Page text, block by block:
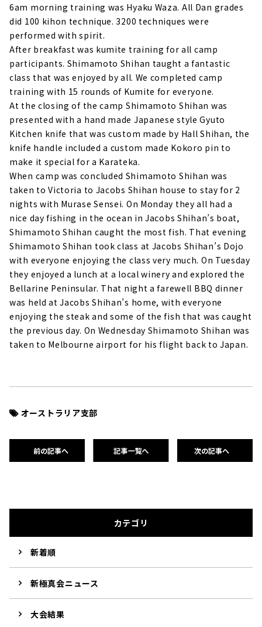
6am morning training was Hyaku Waza. All Dan grades
did 100 kihon technique. 3200 techniques were
performed with spirit.
After breakfast was kumite training for all camp
participants. Shimamoto Shihan taught a fantastic
class that was enjoyed by all. We completed camp
training with 15 rounds of Kumite for everyone.
At the closing of the camp Shimamoto Shihan was
presented with a hand made Japanese style Gyuto
Kitchen knife that was custom made by Hall Shihan, the
knife handle included a custom made Kokoro pin to
make it special for a Karateka.
When camp was concluded Shimamoto Shihan was
taken to Victoria to Jacobs Shihan house to stay for 2
nights with Murase Sensei. On Monday they all had a
nice day fishing in the ocean in Jacobs Shihan’s boat,
Shimamoto Shihan caught the most fish. That evening
Shimamoto Shihan took class at Jacobs Shihan’s Dojo
with everyone enjoying the class very much. On Tuesday
they enjoyed a lunch at a local winery and explored the
Bellarine Peninsular. That night a farewell BBQ dinner
was held at Jacobs Shihan’s home, with everyone
enjoying the steak and some of the fish that was caught
the previous day. On Wednesday Shimamoto Shihan was
taken to Melbourne airport for his flight back to Japan.
オーストラリア支部
前の記事へ 記事一覧へ 次の記事へ
カテゴリ
新着順
新極真会ニュース
大会結果